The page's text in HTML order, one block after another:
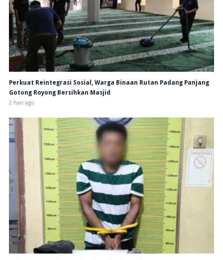
Perkuat Reintegrasi Sosial, Warga Binaan Rutan Padang Panjang
Gotong Royong Bersihkan Masjid
2 hari ago